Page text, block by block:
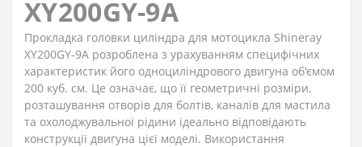
XY200GY-9A
Прокладка головки циліндра для мотоцикла Shineray
XY200GY-9A розроблена з урахуванням специфічних
характеристик його одноциліндрового двигуна об'ємом
200 куб. см. Це означає, що її геометричні розміри,
розташування отворів для болтів, каналів для мастила
та охолоджувальної рідини ідеально відповідають
конструкції двигуна цієї моделі. Використання